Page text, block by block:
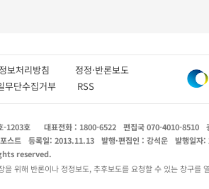
정보처리방침 정정·반론보도
무단수집거부 RSS
-1203호 대표전화 : 1800-6522 편집국 070-4010-8510
스트 등록일: 2013.11.13 발행·편집인 : 강석운 발행일자:
reserved.
위해 반론이나 정정보도, 추후보도를 요청할 수 있는 창구를